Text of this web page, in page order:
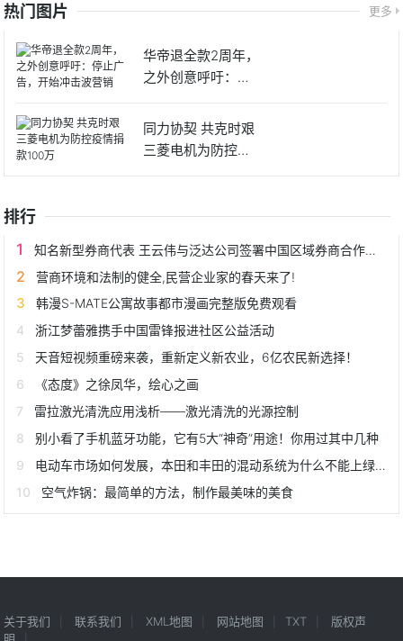
热门图片 更多
华帝退全款2周年，
之外创意呼吁：停
同力协契 共克时艰
三菱电机为防控疫
情捐
排行
知名新型券商代表 王云伟与泛达公司签署中国区域券商合作协议
营商环境和法制的健全,民营企业家的春天来了!
韩漫S-MATE公寓故事都市漫画完整版免费观看
浙江梦蕾雅携手中国雷锋报进社区公益活动
天音短视频重磅来袭，重新定义新农业，6亿农民新选择！
《态度》之徐凤华，绘心之画
雷拉激光清洗应用浅析——激光清洗的光源控制
别小看了手机蓝牙功能，它有5大“神奇”用途！你用过其中几种
电动车市场如何发展，本田和丰田的混动系统为什么不能上绿牌？
空气炸锅：最简单的方法，制作最美味的美食
关于我们 联系我们 XML地图 网站地图 TXT
版权声